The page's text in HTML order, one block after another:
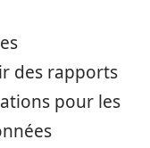
des rapports
pour les